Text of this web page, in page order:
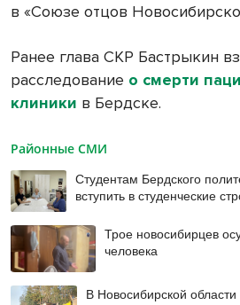
в «Союзе отцов
Ранее глава СКР Бастрыкин
расследование о смерти
клиники в Бердске.
Районные СМИ
Студентам Бердского
вступить в студенческие
Трое новосибирцев
человека
В Новосибирской области